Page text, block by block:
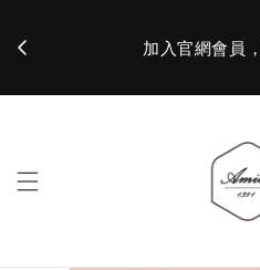
加入官網會員